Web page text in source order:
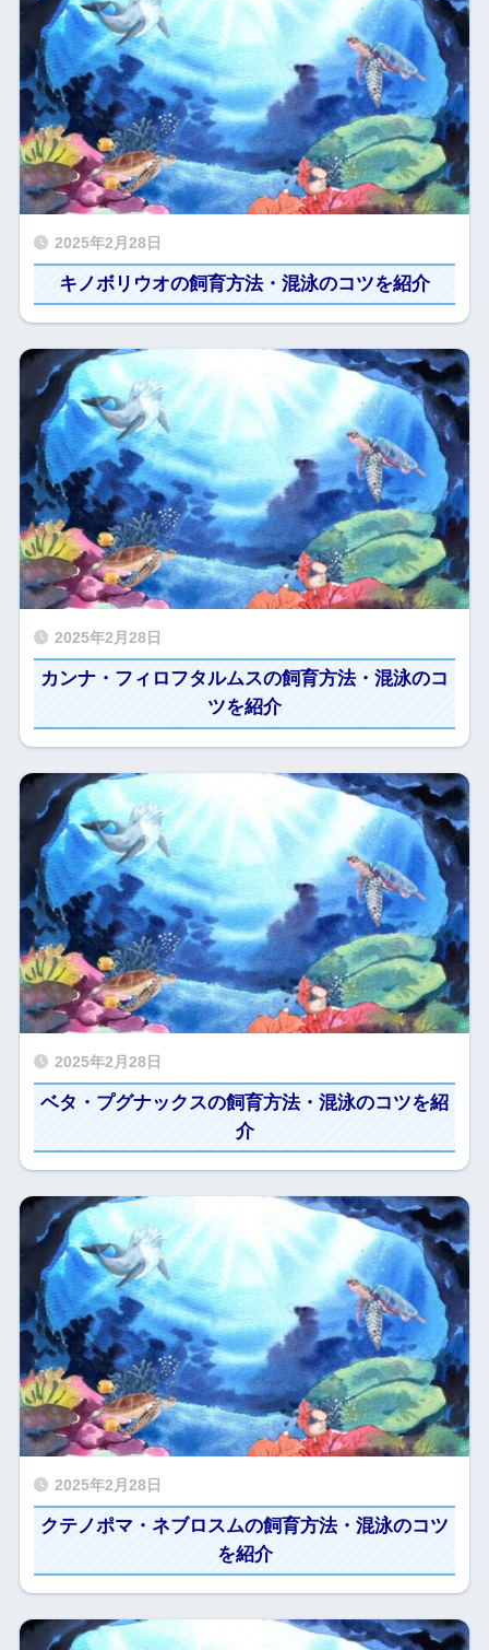
2025年2月28日
キノボリウオの飼育方法・混泳のコツを紹介
2025年2月28日
カンナ・フィロフタルムスの飼育方法・混泳のコ
ツを紹介
2025年2月28日
ベタ・プグナックスの飼育方法・混泳のコツを紹
介
2025年2月28日
クテノポマ・ネブロスムの飼育方法・混泳のコツ
を紹介